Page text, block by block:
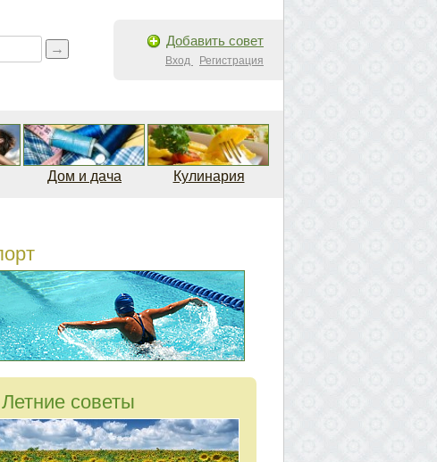
Добавить совет
Вход Регистрация
Дом и дача Кулинария
Летние советы